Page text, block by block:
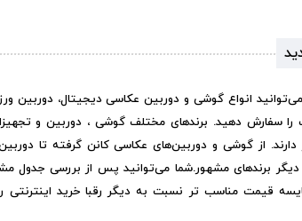
انواع گوشی و دوربین عکاسی دیجیتال، دوربین
را سفارش دهید. برندهای مختلف گوشی ، دوربین و
از گوشی و دوربین‌های عکاسی کانن گرفته تا
برندهای مشهور.شما می‌توانید پس از بررسی جدول
قیمت مناسب تر نسبت به دیگر رقبا خرید اینترنتی